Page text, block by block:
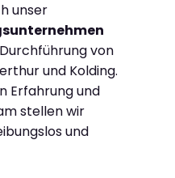
unser
von
und Kolding.
Erfahrung und
stellen wir
und